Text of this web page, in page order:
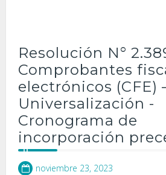
Resolución N°
Comprobantes
electrónicos (CFE)
Universalización -
Cronograma de
incorporación
noviembre 23, 2023